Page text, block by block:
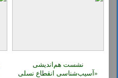
نشست هم‌اندیشی
«آسیب‌شناسی انقطاع نسلی